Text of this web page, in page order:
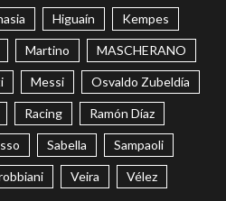
Higuaín Kempes
Martino MASCHERANO
Messi Osvaldo Zubeldía
Racing Ramón Díaz
Sabella Sampaoli
Veira Vélez